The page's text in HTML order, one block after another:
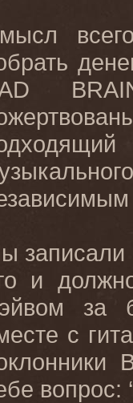
записали
и
за
с
вопрос: